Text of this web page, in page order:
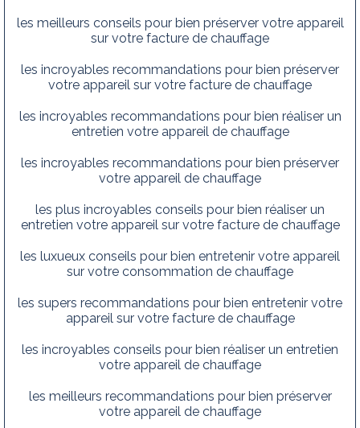
les meilleurs conseils pour bien préserver votre appareil
sur votre facture de chauffage
les incroyables recommandations pour bien préserver
votre appareil sur votre facture de chauffage
les incroyables recommandations pour bien réaliser un
entretien votre appareil de chauffage
les incroyables recommandations pour bien préserver
votre appareil de chauffage
les plus incroyables conseils pour bien réaliser un
entretien votre appareil sur votre facture de chauffage
les luxueux conseils pour bien entretenir votre appareil
sur votre consommation de chauffage
les supers recommandations pour bien entretenir votre
appareil sur votre facture de chauffage
les incroyables conseils pour bien réaliser un entretien
votre appareil de chauffage
les meilleurs recommandations pour bien préserver
votre appareil de chauffage